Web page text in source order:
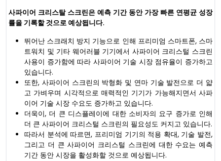
사파이어 크리스탈 스크린은 예측 기간 동안 가장 빠른 연평균 성장
률을 기록할 것으로 예상됩니다.
뛰어난 스크래치 방지 기능으로 인해 프리미엄 스마트폰, 스마
트워치 및 기타 웨어러블 기기에서 사파이어 크리스털 스크린
사용이 증가함에 따라 사파이어 기술 시장 점유율이 증가하고
있습니다.
또한, 사파이어 스크린의 박형화 및 연마 기술 발전으로 더 얇
고 가벼우며 시각적으로 매력적인 기기가 가능해지면서 사파
이어 기술 시장 수요도 증가하고 있습니다.
더욱이, 더 큰 디스플레이에 대한 소비자의 요구 증가로 인해
더 큰 사파이어 크리스털 스크린의 필요성도 커지고 있습니다.
따라서 분석에 따르면, 프리미엄 기기의 적용 확대, 기술 발전,
그리고 더 큰 사파이어 크리스털 스크린에 대한 수요는 예측
기간 동안 시장을 활성화할 것으로 예상됩니다.